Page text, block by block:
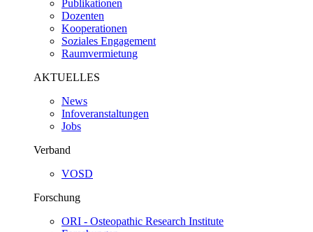
Publikationen
Dozenten
Kooperationen
Soziales Engagement
Raumvermietung
AKTUELLES
News
Infoveranstaltungen
Jobs
Verband
VOSD
Forschung
ORI - Osteopathic Research Institute